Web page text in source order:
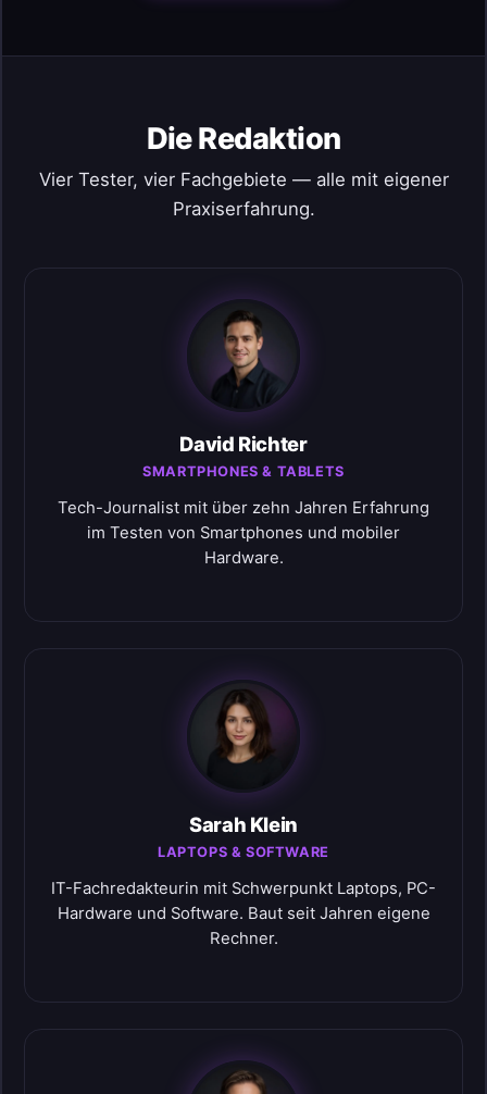
Die Redaktion
Vier Tester, vier Fachgebiete — alle mit eigener
Praxiserfahrung.
David Richter
SMARTPHONES & TABLETS
Tech-Journalist mit über zehn Jahren Erfahrung
im Testen von Smartphones und mobiler
Hardware.
Sarah Klein
LAPTOPS & SOFTWARE
IT-Fachredakteurin mit Schwerpunkt Laptops, PC-
Hardware und Software. Baut seit Jahren eigene
Rechner.